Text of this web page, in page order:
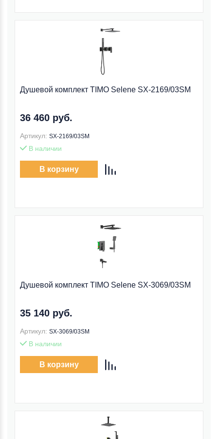
Душевой комплект TIMO Selene SX-2169/03SM
36 460 руб.
Артикул: SX-2169/03SM
В наличии
В корзину
Душевой комплект TIMO Selene SX-3069/03SM
35 140 руб.
Артикул: SX-3069/03SM
В наличии
В корзину